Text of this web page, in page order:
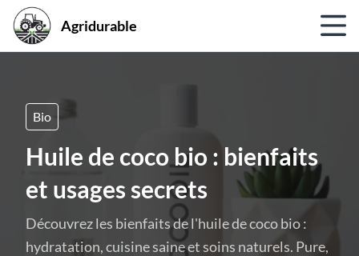
Agridurable
Bio
Huile de coco bio : bienfaits
et usages secrets
Découvrez les bienfaits de l'huile de coco bio :
hydratation, cuisine saine et soins naturels. Pure,